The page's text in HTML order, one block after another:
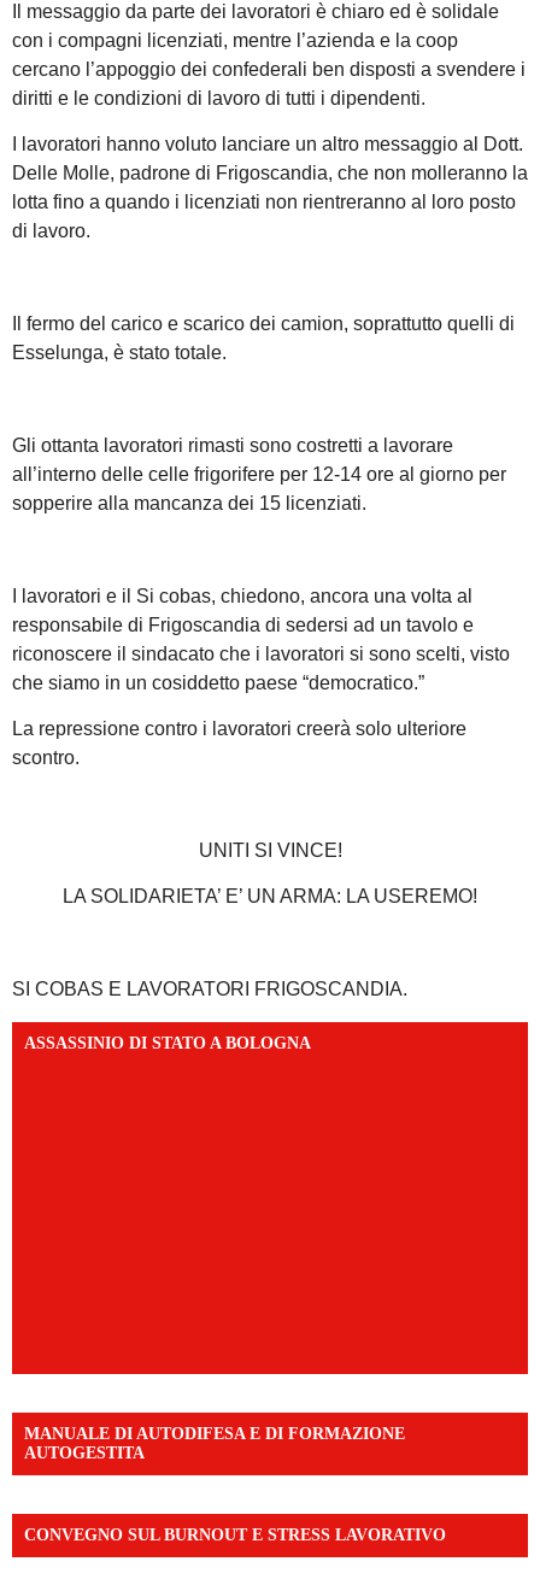
Il messaggio da parte dei lavoratori è chiaro ed è solidale
con i compagni licenziati, mentre l’azienda e la coop
cercano l’appoggio dei confederali ben disposti a svendere i
diritti e le condizioni di lavoro di tutti i dipendenti.
I lavoratori hanno voluto lanciare un altro messaggio al Dott.
Delle Molle, padrone di Frigoscandia, che non molleranno la
lotta fino a quando i licenziati non rientreranno al loro posto
di lavoro.
Il fermo del carico e scarico dei camion, soprattutto quelli di
Esselunga, è stato totale.
Gli ottanta lavoratori rimasti sono costretti a lavorare
all’interno delle celle frigorifere per 12-14 ore al giorno per
sopperire alla mancanza dei 15 licenziati.
I lavoratori e il Si cobas, chiedono, ancora una volta al
responsabile di Frigoscandia di sedersi ad un tavolo e
riconoscere il sindacato che i lavoratori si sono scelti, visto
che siamo in un cosiddetto paese “democratico.”
La repressione contro i lavoratori creerà solo ulteriore
scontro.
UNITI SI VINCE!
LA SOLIDARIETA’ E’ UN ARMA: LA USEREMO!
SI COBAS E LAVORATORI FRIGOSCANDIA.
ASSASSINIO DI STATO A BOLOGNA
MANUALE DI AUTODIFESA E DI FORMAZIONE
AUTOGESTITA
CONVEGNO SUL BURNOUT E STRESS LAVORATIVO